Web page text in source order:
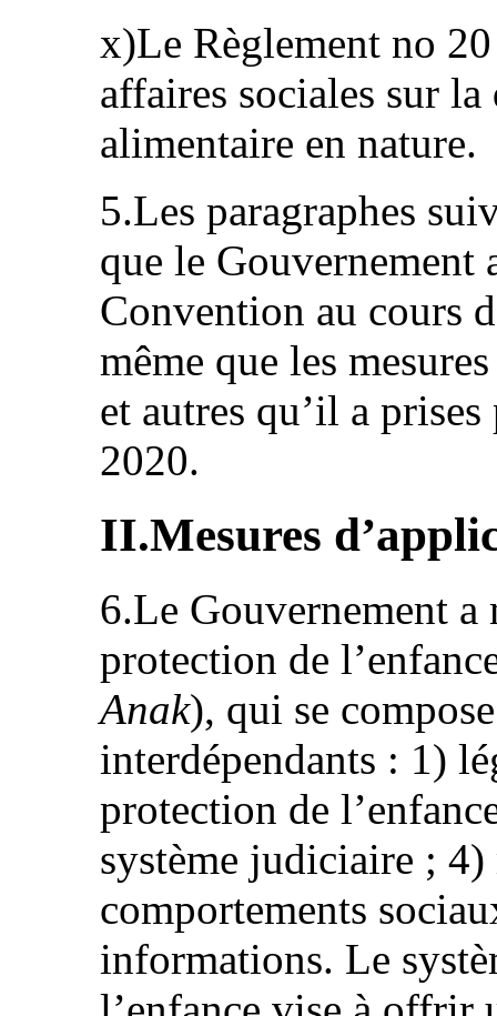
x)Le Règlement no
affaires sociales sur
alimentaire en nature.
5.Les paragraphes
que le Gouvernement
Convention au cours
même que les
et autres qu’il a
2020.
II.Mesures
6.Le Gouvernement a
protection de
Anak), qui se
interdépendants : 1)
protection de
système judiciaire ;
comportements
informations. Le